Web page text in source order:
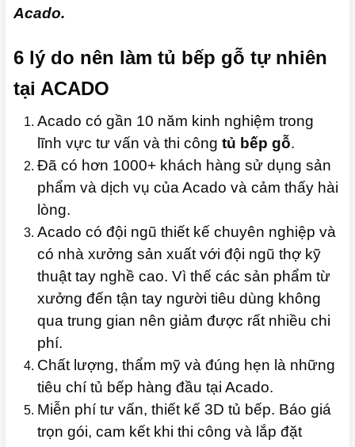
Acado.
6 lý do nên làm tủ bếp gỗ tự nhiên
tại ACADO
Acado có gần 10 năm kinh nghiệm trong
lĩnh vực tư vấn và thi công tủ bếp gỗ.
Đã có hơn 1000+ khách hàng sử dụng sản
phẩm và dịch vụ của Acado và cảm thấy hài
lòng.
Acado có đội ngũ thiết kế chuyên nghiệp và
có nhà xưởng sản xuất với đội ngũ thợ kỹ
thuật tay nghề cao. Vì thế các sản phẩm từ
xưởng đến tận tay người tiêu dùng không
qua trung gian nên giảm được rất nhiều chi
phí.
Chất lượng, thẩm mỹ và đúng hẹn là những
tiêu chí tủ bếp hàng đầu tại Acado.
Miễn phí tư vấn, thiết kế 3D tủ bếp. Báo giá
trọn gói, cam kết khi thi công và lắp đặt